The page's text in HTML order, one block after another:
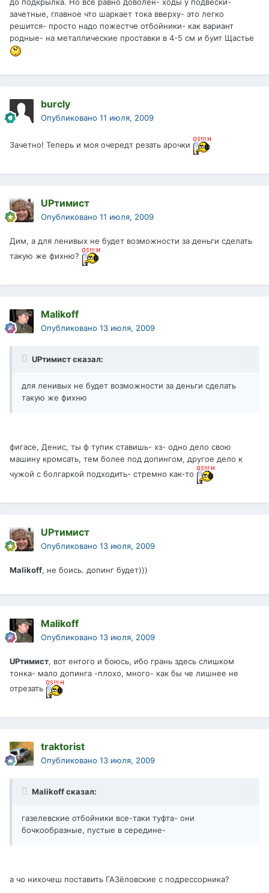
до подкрылка. Но все равно доволен- ходы у подвески-
зачетные, главное что шаркает тока вверху- это легко
решится- просто надо пожестче отбойники- как вариант
родные- на металлические проставки в 4-5 см и буит Щастье
burcly
Опубликовано 11 июля, 2009
Зачетно! Теперь и моя очередт резать арочки
UPтимист
Опубликовано 11 июля, 2009
Дим, а для ленивых не будет возможности за деньги сделать
такую же фихню?
Malikoff
Опубликовано 13 июля, 2009
UPтимист сказал:
для ленивых не будет возможности за деньги сделать
такую же фихню
фигасе, Денис, ты ф тупик ставишь- хз- одно дело свою
машину кромсать, тем более под допингом, другое дело к
чужой с болгаркой подходить- стремно как-то
UPтимист
Опубликовано 13 июля, 2009
Malikoff, не боись. допинг будет)))
Malikoff
Опубликовано 13 июля, 2009
UPтимист, вот ентого и боюсь, ибо грань здесь слишком
тонка- мало допинга -плохо, много- как бы че лишнее не
отрезать
traktorist
Опубликовано 13 июля, 2009
Malikoff сказал:
газелевские отбойники все-таки туфта- они
бочкообразные, пустые в середине-
а чо нихочеш поставить ГАЗёловские с подрессорника?